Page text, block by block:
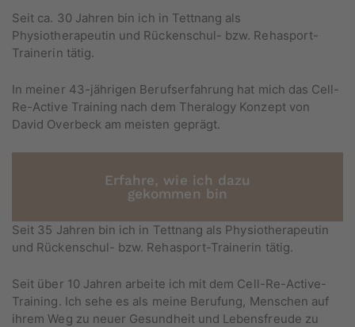
Seit ca. 30 Jahren bin ich in Tettnang als
Physiotherapeutin und Rückenschul- bzw. Rehasport-
Trainerin tätig.
In meiner 43-jährigen Berufserfahrung hat mich das Cell-
Re-Active Training nach dem Theralogy Konzept von
David Overbeck am meisten geprägt.
Erfahre, wie ich dazu
gekommen bin
Seit 35 Jahren bin ich in Tettnang als Physiotherapeutin
und Rückenschul- bzw. Rehasport-Trainerin tätig.
Seit über 10 Jahren arbeite ich mit dem Cell-Re-Active-
Training. Ich sehe es als meine Berufung, Menschen auf
ihrem Weg zu neuer Gesundheit und Lebensfreude zu